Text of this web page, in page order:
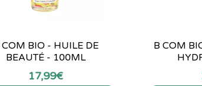
COM BIO - HUILE DE
BEAUTÉ - 100ML
17,99€
B COM